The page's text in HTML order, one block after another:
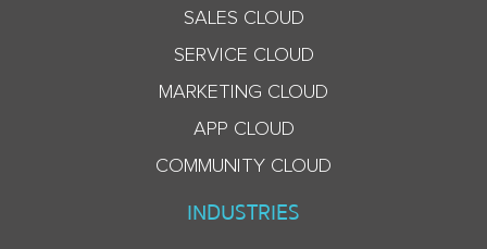
SALES CLOUD
SERVICE CLOUD
MARKETING CLOUD
APP CLOUD
COMMUNITY CLOUD
INDUSTRIES